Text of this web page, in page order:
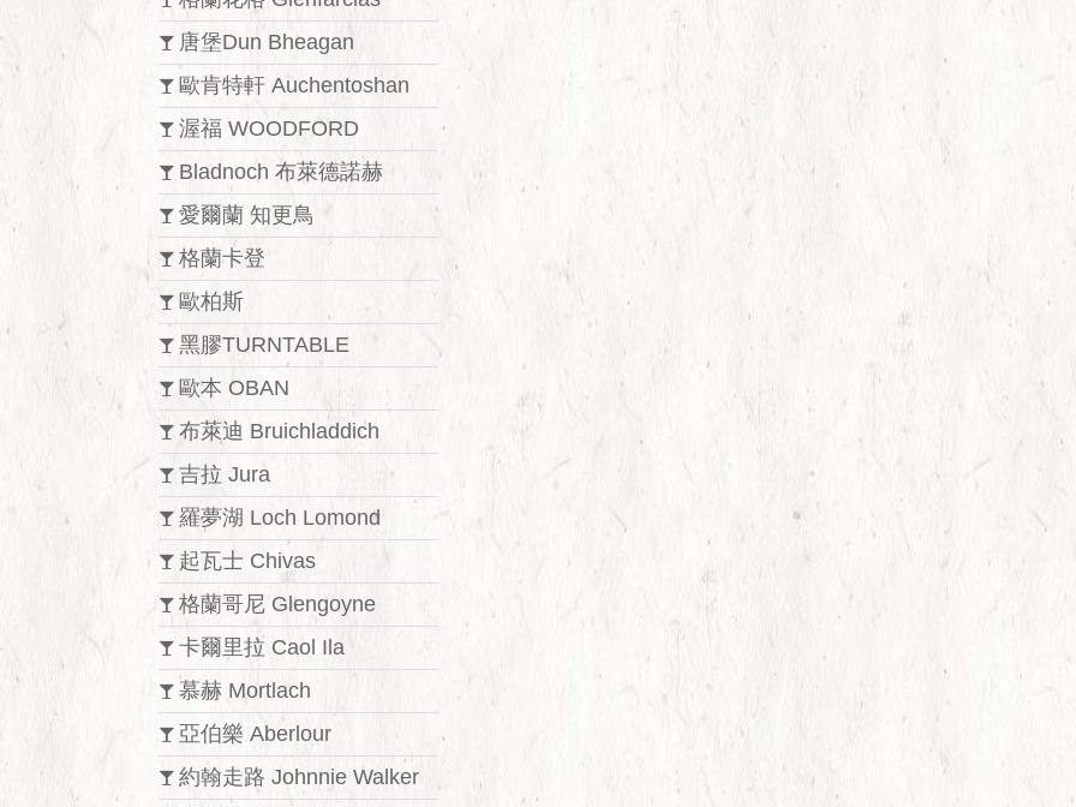
唐堡Dun Bheagan
歐肯特軒 Auchentoshan
渥福 WOODFORD
Bladnoch 布萊德諾赫
愛爾蘭 知更鳥
格蘭卡登
歐柏斯
黑膠TURNTABLE
歐本 OBAN
布萊迪 Bruichladdich
吉拉 Jura
羅夢湖 Loch Lomond
起瓦士 Chivas
格蘭哥尼 Glengoyne
卡爾里拉 Caol Ila
慕赫 Mortlach
亞伯樂 Aberlour
約翰走路 Johnnie Walker